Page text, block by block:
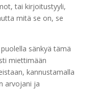
tai kirjoitustyyli,
mitä se on, se
sänkyä tämä
miettimään
kannustamalla
arvojani ja